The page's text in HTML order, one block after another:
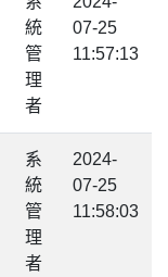
統
管
理
者
07-25
11:57:13
系
統
管
理
者
2024-
07-25
11:58:03